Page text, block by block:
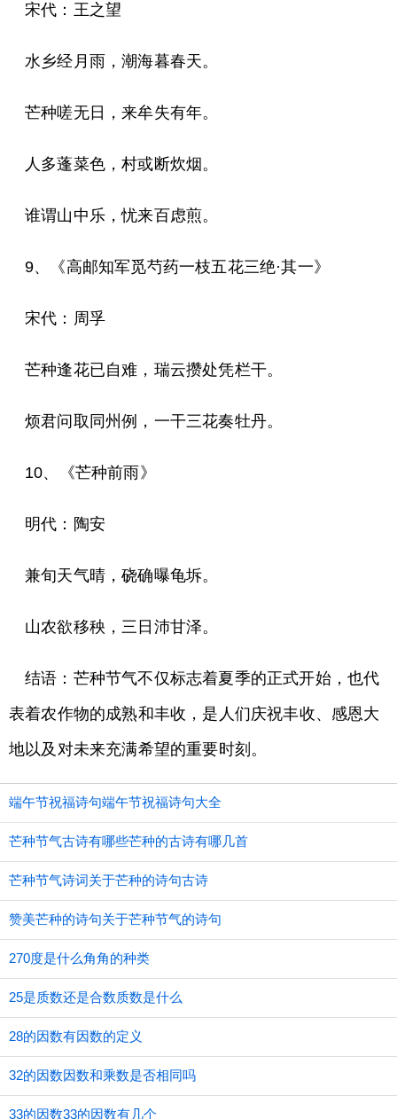
宋代：王之望
水乡经月雨，潮海暮春天。
芒种嗟无日，来牟失有年。
人多蓬菜色，村或断炊烟。
谁谓山中乐，忧来百虑煎。
9、《高邮知军觅芍药一枝五花三绝·其一》
宋代：周孚
芒种逢花已自难，瑞云攒处凭栏干。
烦君问取同州例，一干三花奏牡丹。
10、《芒种前雨》
明代：陶安
兼旬天气晴，硗确曝龟坼。
山农欲移秧，三日沛甘泽。
结语：芒种节气不仅标志着夏季的正式开始，也代
表着农作物的成熟和丰收，是人们庆祝丰收、感恩大
地以及对未来充满希望的重要时刻。
端午节祝福诗句端午节祝福诗句大全
芒种节气古诗有哪些芒种的古诗有哪几首
芒种节气诗词关于芒种的诗句古诗
赞美芒种的诗句关于芒种节气的诗句
270度是什么角角的种类
25是质数还是合数质数是什么
28的因数有因数的定义
32的因数因数和乘数是否相同吗
33的因数33的因数有几个